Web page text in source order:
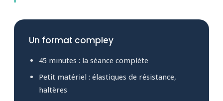
Un format compley
45 minutes : la séance complète
Petit matériel : élastiques de résistance,
haltères